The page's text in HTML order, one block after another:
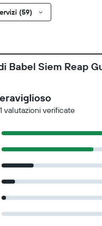
(59)
Babel Siem Reap
valutazioni verificate